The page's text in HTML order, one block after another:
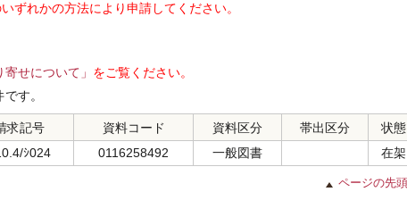
ずれかの方法により申請してください。
せについて」 をご覧ください。
です。
求記号 資料コード 資料区分 帯出区分
状態
ｼ024 0116258492 一般図書 在架
ページの先